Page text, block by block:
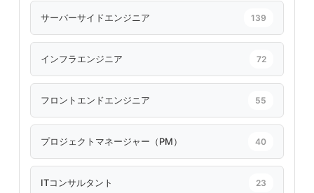
サーバーサイドエンジニア 139
インフラエンジニア 72
フロントエンドエンジニア 55
プロジェクトマネージャー（PM） 40
ITコンサルタント 23